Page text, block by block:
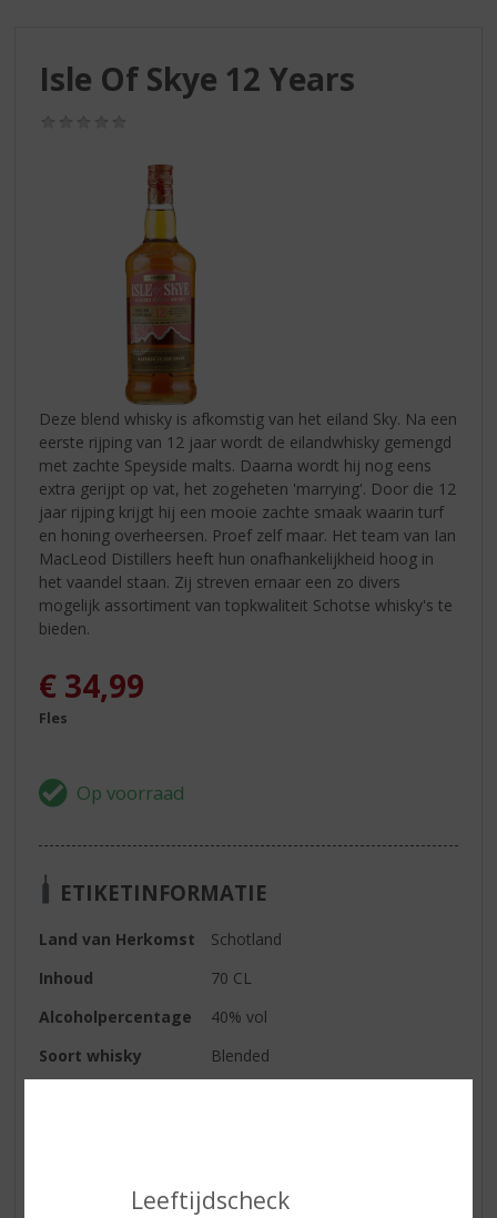
Leeftijdscheck
Isle Of Skye 12 Years
Deze blend whisky is afkomstig van het eiland Sky. Na een
eerste rijping van 12 jaar wordt de eilandwhisky gemengd
met zachte Speyside malts. Daarna wordt hij nog eens
extra gerijpt op vat, het zogeheten 'marrying'. Door die 12
jaar rijping krijgt hij een mooie zachte smaak waarin turf
en honing overheersen. Proef zelf maar. Het team van Ian
MacLeod Distillers heeft hun onafhankelijkheid hoog in
het vaandel staan. Zij streven ernaar een zo divers
mogelijk assortiment van topkwaliteit Schotse whisky's te
bieden.
€ 34,99
Fles
ETIKETINFORMATIE
Land van Herkomst
Schotland
Inhoud
70 CL
Alcoholpercentage
40% vol
Soort whisky
Blended
Schrijf een review